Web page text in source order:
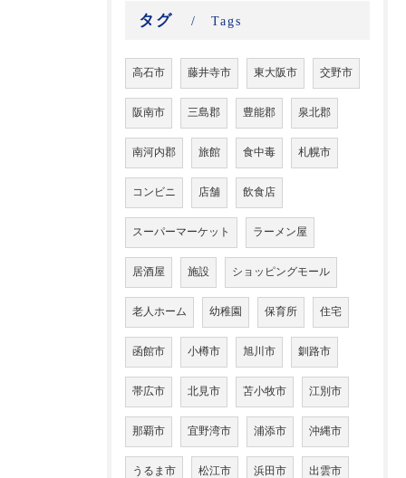
タグ Tags
高石市 藤井寺市 東大阪市 交野市
阪南市 三島郡 豊能郡 泉北郡
南河内郡 旅館 食中毒 札幌市
コンビニ 店舗 飲食店
スーパーマーケット ラーメン屋
居酒屋 施設 ショッピングモール
老人ホーム 幼稚園 保育所 住宅
函館市 小樽市 旭川市 釧路市
帯広市 北見市 苫小牧市 江別市
那覇市 宜野湾市 浦添市 沖縄市
うるま市 松江市 浜田市 出雲市